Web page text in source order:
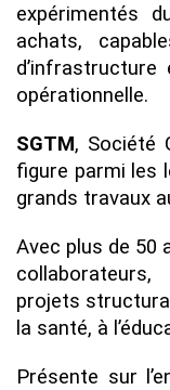
expérimentés
achats,
opérationnelle.
SGTM, Société
figure parmi les
grands travaux
Avec plus de 50
projets
la santé, à
Présente sur